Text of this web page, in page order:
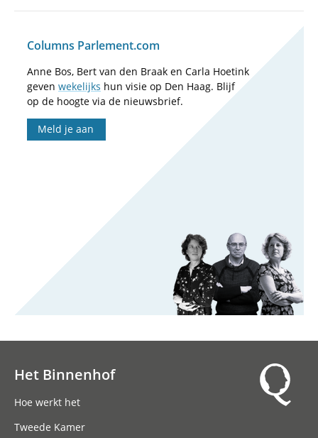
Columns Parlement.com
Anne Bos, Bert van den Braak en Carla Hoetink
geven wekelijks hun visie op Den Haag. Blijf
op de hoogte via de nieuwsbrief.
Meld je aan
Het Binnenhof
Hoe werkt het
Tweede Kamer